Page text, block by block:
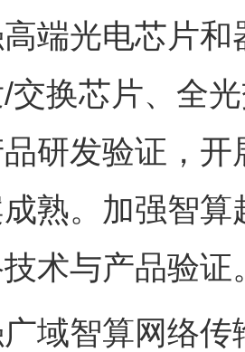
光电芯片和
交换芯片、全
研发验证，
熟。加强智
术与产品验证
智算网络传